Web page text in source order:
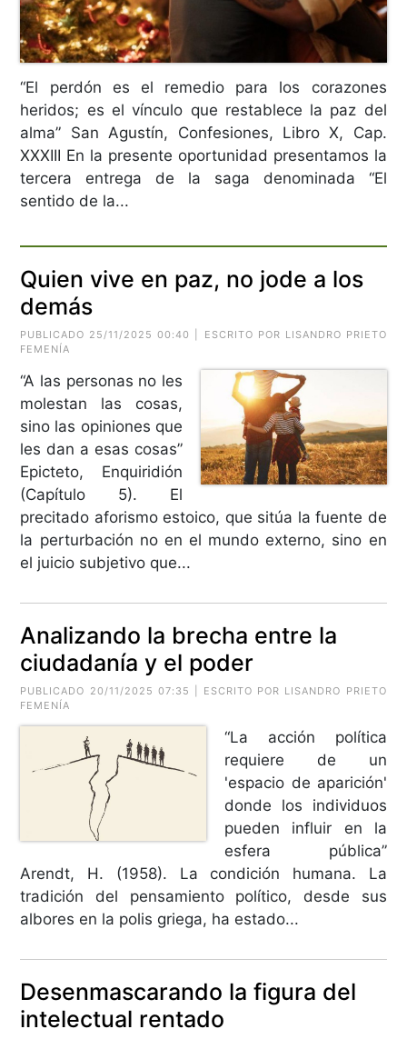
“El perdón es el remedio para los corazones
heridos; es el vínculo que restablece la paz del
alma” San Agustín, Confesiones, Libro X, Cap.
XXXIII En la presente oportunidad presentamos la
tercera entrega de la saga denominada “El
sentido de la...
Quien vive en paz, no jode a los
demás
PUBLICADO 25/11/2025 00:40 | ESCRITO POR LISANDRO PRIETO
FEMENÍA
“A las personas no les
molestan las cosas,
sino las opiniones que
les dan a esas cosas”
Epicteto, Enquiridión
(Capítulo 5). El
precitado aforismo estoico, que sitúa la fuente de
la perturbación no en el mundo externo, sino en
el juicio subjetivo que...
Analizando la brecha entre la
ciudadanía y el poder
PUBLICADO 20/11/2025 07:35 | ESCRITO POR LISANDRO PRIETO
FEMENÍA
“La acción política
requiere de un
'espacio de aparición'
donde los individuos
pueden influir en la
esfera pública”
Arendt, H. (1958). La condición humana. La
tradición del pensamiento político, desde sus
albores en la polis griega, ha estado...
Desenmascarando la figura del
intelectual rentado